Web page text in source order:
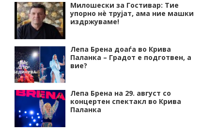
Милошески за Гостивар: Тие
упорно нѐ трујат, ама ние машки
издржуваме!
Лепа Брена доаѓа во Крива
Паланка – Градот е подготвен, а
вие?
Лепа Брена на 29. август со
концертен спектакл во Крива
Паланка